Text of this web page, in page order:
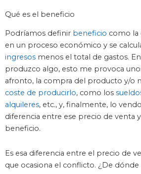
Qué es el beneficio
Podríamos definir beneficio como la
en un proceso económico y se
ingresos menos el total de gastos.
produzco algo, esto me provoca
afronto, la compra del producto y/o
coste de producirlo, como los
alquileres, etc., y, finalmente, lo
diferencia entre ese precio de venta
beneficio.
Es esa diferencia entre el precio de
que ocasiona el conflicto. ¿De dónde